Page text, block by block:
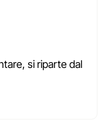
si riparte dal